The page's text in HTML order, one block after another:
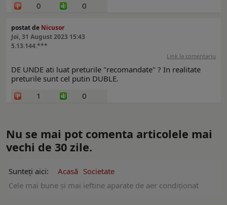
0
0
postat de Nicusor
Joi, 31 August 2023 15:43
5.13.144.***
Link la comentariu
DE UNDE ati luat preturile "recomandate" ? In realitate
preturile sunt cel putin DUBLE.
1
0
Nu se mai pot comenta articolele mai
vechi de 30 zile.
Sunteți aici: Acasă Societate
Cele mai bune și mai ieftine aparate de aer condiţionat